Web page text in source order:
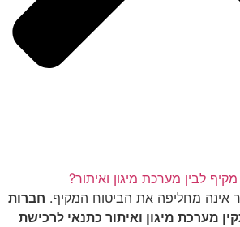
לבין מערכת מיגון ואיתור?
אינה מחליפה את הביטוח המקיף. חברות
מערכת מיגון ואיתור כתנאי לרכישת